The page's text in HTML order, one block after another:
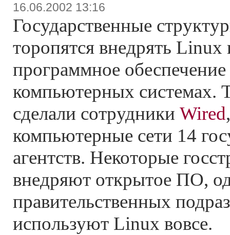
16.06.2002 13:16
Государственные
торопятся внедрять Linux
программное
компьютерных системах.
сделали сотрудники Wired
компьютерные сети 14
агентств. Некоторые
внедряют открытое ПО,
правительственных
используют Linux вовсе.